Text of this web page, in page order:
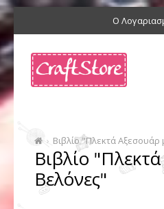
Ο
Βιβλίο "Πλεκτά Αξεσουάρ
Βιβλίο
Βελόνες"